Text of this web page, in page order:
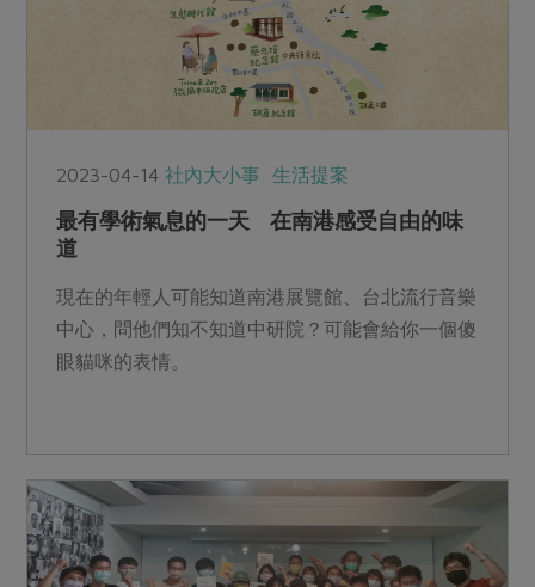
2023-04-14社內大小事 生活提案
最有學術氣息的一天 在南港感受自由的味
道
現在的年輕人可能知道南港展覽館、台北流行音樂
中心，問他們知不知道中研院？可能會給你一個傻
眼貓咪的表情。